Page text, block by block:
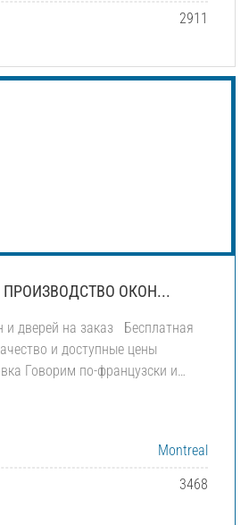
2911
ПРОИЗВОДСТВО ОКОН...
и дверей на заказ Бесплатная
и доступные цены
Говорим по-французски и…
Montreal
3468